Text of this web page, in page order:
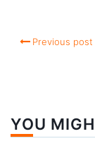
Previous post
YOU